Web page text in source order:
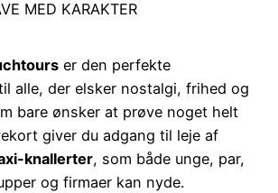
MED KARAKTER
er den perfekte
alle, der elsker nostalgi, frihed og
bare ønsker at prøve noget helt
giver du adgang til leje af
knallerter, som både unge, par,
og firmaer kan nyde.